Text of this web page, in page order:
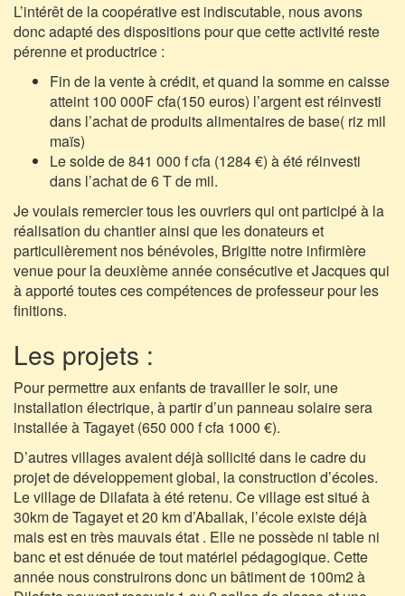
L’intérêt de la coopérative est indiscutable, nous avons
donc adapté des dispositions pour que cette activité reste
pérenne et productrice :
Fin de la vente à crédit, et quand la somme en caisse
atteint 100 000F cfa(150 euros) l’argent est réinvesti
dans l’achat de produits alimentaires de base( riz mil
maïs)
Le solde de 841 000 f cfa (1284 €) à été réinvesti
dans l’achat de 6 T de mil.
Je voulais remercier tous les ouvriers qui ont participé à la
réalisation du chantier ainsi que les donateurs et
particulièrement nos bénévoles, Brigitte notre infirmière
venue pour la deuxième année consécutive et Jacques qui
à apporté toutes ces compétences de professeur pour les
finitions.
Les projets :
Pour permettre aux enfants de travailler le soir, une
installation électrique, à partir d’un panneau solaire sera
installée à Tagayet (650 000 f cfa 1000 €).
D’autres villages avaient déjà sollicité dans le cadre du
projet de développement global, la construction d’écoles.
Le village de Dilafata à été retenu. Ce village est situé à
30km de Tagayet et 20 km d’Aballak, l’école existe déjà
mais est en très mauvais état . Elle ne possède ni table ni
banc et est dénuée de tout matériel pédagogique. Cette
année nous construirons donc un bâtiment de 100m2 à